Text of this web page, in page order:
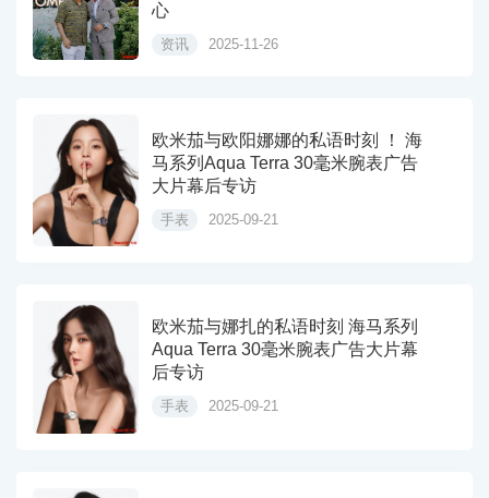
心
资讯 2025-11-26
欧米茄与欧阳娜娜的私语时刻 ！ 海
马系列Aqua Terra 30毫米腕表广告
大片幕后专访
手表 2025-09-21
欧米茄与娜扎的私语时刻 海马系列
Aqua Terra 30毫米腕表广告大片幕
后专访
手表 2025-09-21